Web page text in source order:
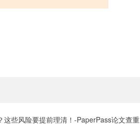
这些风险要提前理清！-PaperPass论文查重